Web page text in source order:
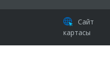
Сайт
картасы